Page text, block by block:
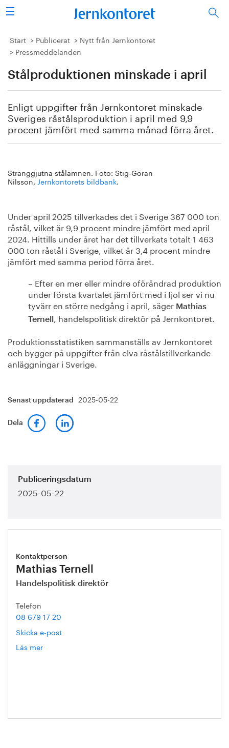
Sök
Stålindustrin
Forskning/utbildning
Energi/miljö
Vi tycker
Om oss
Start Publicerat
Nytt från Jernkontoret
Pressmeddelanden
Stålproduktionen minskade i april
Enligt uppgifter från Jernkontoret minskade
Sveriges råstålsproduktion i april med 9,9
procent jämfört med samma månad förra året.
Stränggjutna stålämnen. Foto: Stig-Göran
Nilsson,Jernkontorets bildbank.
Under april 2025 tillverkades det i Sverige 367 000 ton
råstål, vilket är 9,9 procent mindre jämfört med april
2024. Hittills under året har det tillverkats totalt 1 463
000 ton råstål i Sverige, vilket är 3,4 procent mindre
jämfört med samma period förra året.
– Efter en mer eller mindre oförändrad produktion
under första kvartalet jämfört med i fjol ser vi nu
tyvärr en större nedgång i april, säger Mathias
Ternell
, handelspolitisk direktör på Jernkontoret.
Produktionsstatistiken sammanställs av Jernkontoret
och bygger på uppgifter från elva råstålstillverkande
anläggningar i Sverige.
Senast uppdaterad 2025-05-22
Dela
Publiceringsdatum
2025-05-22
Kontaktperson
Mathias Ternell
Handelspolitisk direktör
Telefon
08 679 17 20
Skicka e-post
Läs mer